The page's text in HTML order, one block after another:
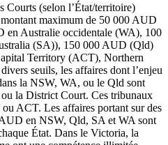
Courts (selon l’État/territoire)
maximum de 50 000 AUD
en Australie occidentale (WA), 100
(SA)), 150 000 AUD (Qld)
Territory (ACT), Northern
seuils, les affaires dont l’enjeu
la NSW, WA, ou le Qld sont
la District Court. Ces tribunaux
ACT. Les affaires portant sur des
en NSW, Qld, SA et WA sont
État. Dans le Victoria, la